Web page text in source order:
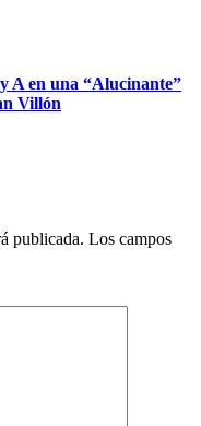
A en una “Alucinante”
Villón
publicada. Los campos